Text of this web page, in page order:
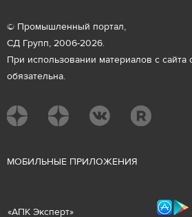
© Промышленный портал,
СД Групп, 2006-2026.
При использовании материалов с сайта
обязательна.
МОБИЛЬНЫЕ ПРИЛОЖЕНИЯ
«АПК Эксперт»